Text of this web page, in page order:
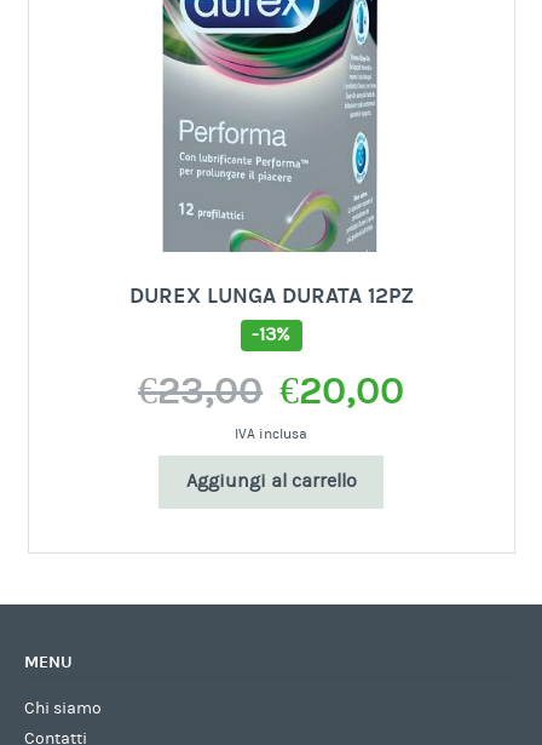
DUREX LUNGA DURATA 12PZ
-13%
€23,00
prezzo
originale
€20,00
IVA inclusa
Aggiungi al carrello
MENU
Chi siamo
Contatti